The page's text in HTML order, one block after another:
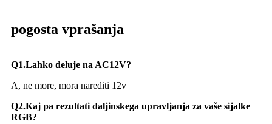
pogosta vprašanja
Q1.Lahko deluje na AC12V?
A, ne more, mora narediti 12v
Q2.Kaj pa rezultati daljinskega upravljanja za vaše sijalke
RGB?